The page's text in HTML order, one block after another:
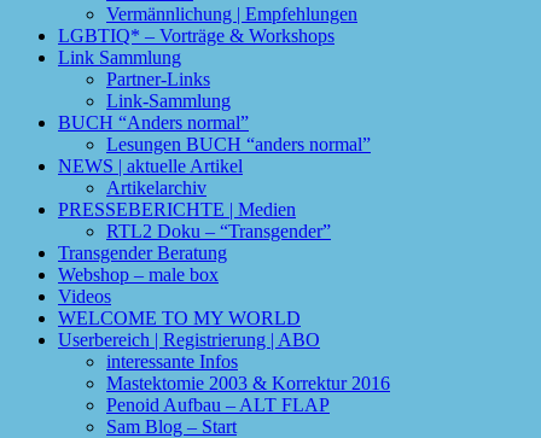
Vermännlichung | Empfehlungen
LGBTIQ* – Vorträge & Workshops
Link Sammlung
Partner-Links
Link-Sammlung
BUCH “Anders normal”
Lesungen BUCH “anders normal”
NEWS | aktuelle Artikel
Artikelarchiv
PRESSEBERICHTE | Medien
RTL2 Doku – “Transgender”
Transgender Beratung
Webshop – male box
Videos
WELCOME TO MY WORLD
Userbereich | Registrierung | ABO
interessante Infos
Mastektomie 2003 & Korrektur 2016
Penoid Aufbau – ALT FLAP
Sam Blog – Start